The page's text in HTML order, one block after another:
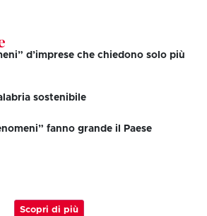
d’imprese che chiedono solo più
sostenibile
fanno grande il Paese
Scopri di più